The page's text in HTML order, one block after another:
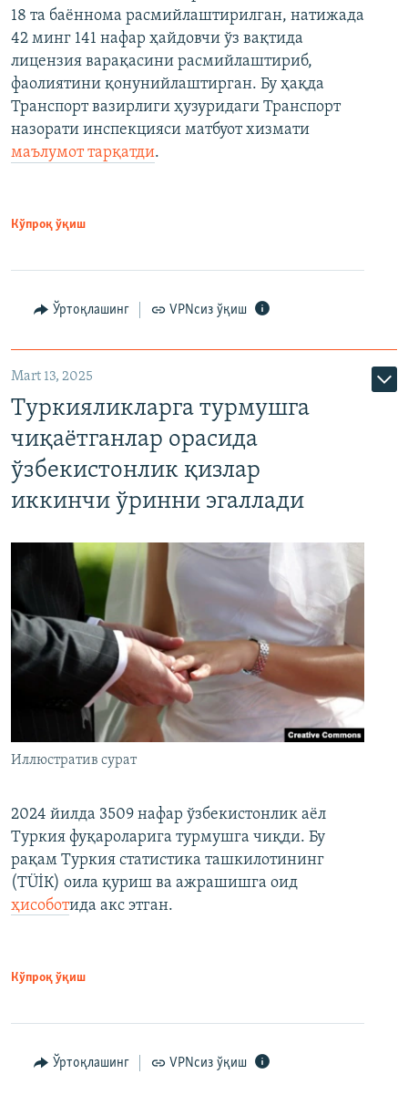
18 та баённома расмийлаштирилган, натижада
42 минг 141 нафар ҳайдовчи ўз вақтида
лицензия варақасини расмийлаштириб,
фаолиятини қонунийлаштирган. Бу ҳақда
Транспорт вазирлиги ҳузуридаги Транспорт
назорати инспекцияси матбуот хизмати
маълумот тарқатди.
Кўпроқ ўқиш
Ўртоқлашинг VPNсиз ўқиш
Mart 13, 2025
Туркияликларга турмушга
чиқаётганлар орасида
ўзбекистонлик қизлар
иккинчи ўринни эгаллади
Иллюстратив сурат
2024 йилда 3509 нафар ўзбекистонлик аёл
Туркия фуқароларига турмушга чиқди. Бу
рақам Туркия статистика ташкилотининг
(ТÜİК) оила қуриш ва ажрашишга оид
ҳисоботида акс этган.
Кўпроқ ўқиш
Ўртоқлашинг VPNсиз ўқиш